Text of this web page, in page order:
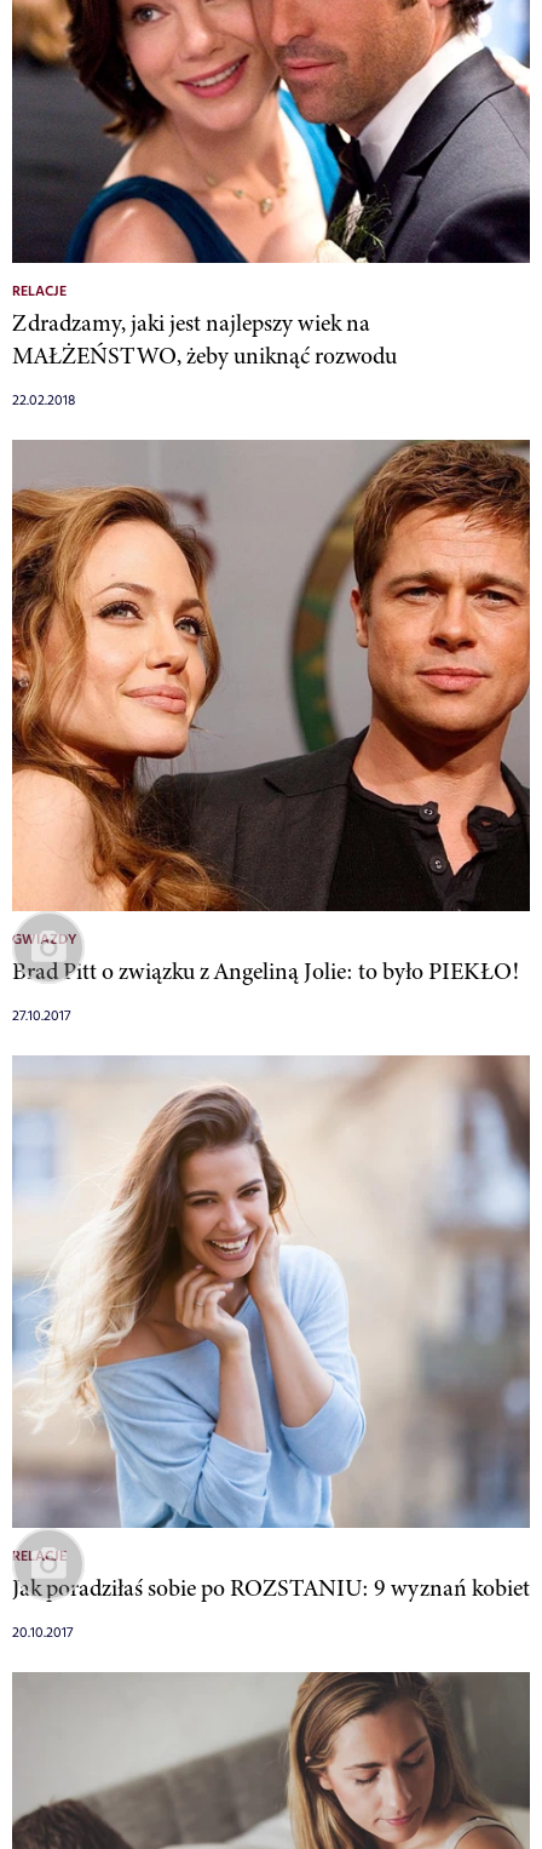
RELACJE
Zdradzamy, jaki jest najlepszy wiek na
MAŁŻEŃSTWO, żeby uniknąć rozwodu
22.02.2018
GWIAZDY
Brad Pitt o związku z Angeliną Jolie: to było PIEKŁO!
27.10.2017
RELACJE
Jak poradziłaś sobie po ROZSTANIU: 9 wyznań kobiet
20.10.2017